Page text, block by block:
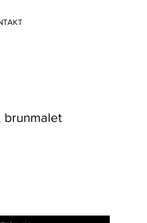
brunmalet